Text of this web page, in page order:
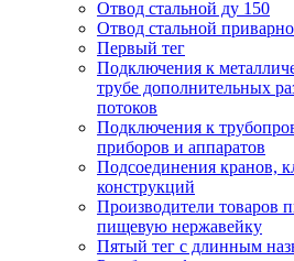
Отвод стальной ду 150
Отвод стальной
Первый тег
Подключения к
трубе дополнительных
потоков
Подключения к
приборов и аппаратов
Подсоединения кранов,
конструкций
Производители товаров
пищевую нержавейку
Пятый тег с длинным